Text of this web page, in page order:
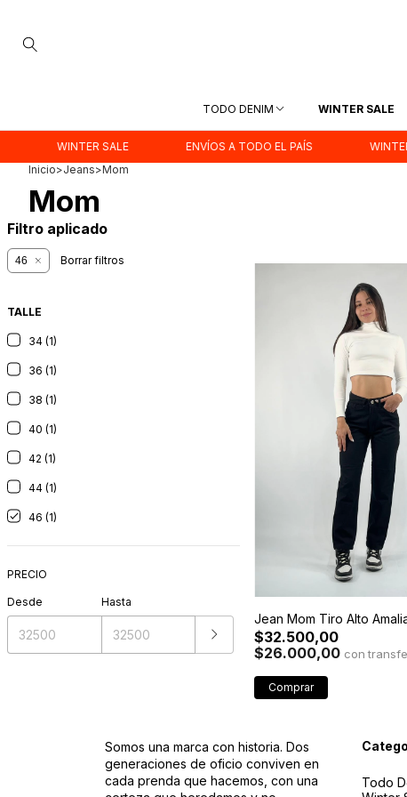
TODO DENIM WINTER SALE
WINTER SALE ENVÍOS A TODO EL PAÍS WINTER SALE
Inicio>Jeans>Mom
Mom
Filtro aplicado
46 Borrar filtros
TALLE
34 (1)
36 (1)
38 (1)
40 (1)
42 (1)
44 (1)
46 (1)
PRECIO
Desde Hasta
Jean Mom Tiro Alto
$32.500,00
$26.000,00 con
Comprar
Somos una marca con historia. Dos
generaciones de oficio conviven en
cada prenda que hacemos, con una
Todo